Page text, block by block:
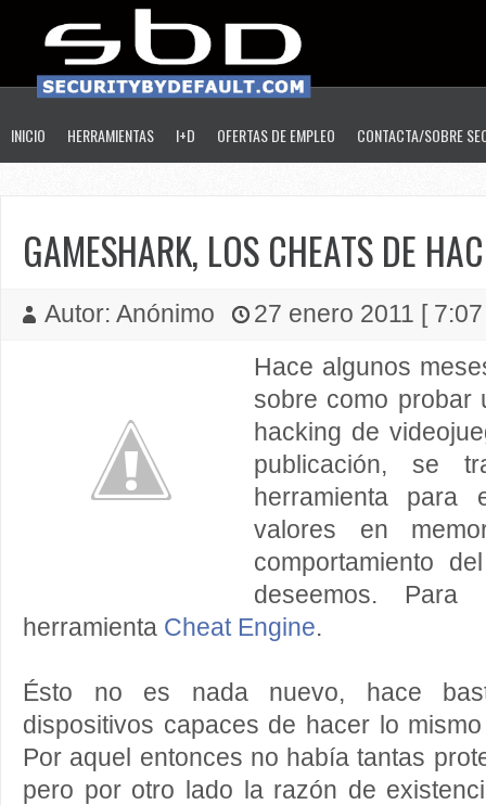
INICIO HERRAMIENTAS I+D OFERTAS DE EMPLEO CONTACTA/SOBRE
GAMESHARK, LOS CHEATS DE
Autor: Anónimo
27 enero 2011 [
Hace algunos
sobre como probar
hacking de
publicación, se
herramienta para
valores en
comportamiento
deseemos. Para
herramienta Cheat Engine.
Ésto no es nada nuevo, hace
dispositivos capaces de hacer lo
Por aquel entonces no había tantas
pero por otro lado la razón de